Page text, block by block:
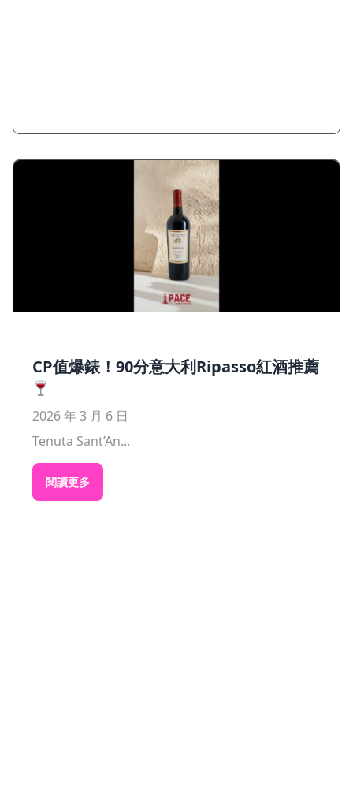
CP值爆錶！90分意大利Ripasso紅酒推薦
2026 年 3 月 6 日
Tenuta Sant’An...
閱讀更多